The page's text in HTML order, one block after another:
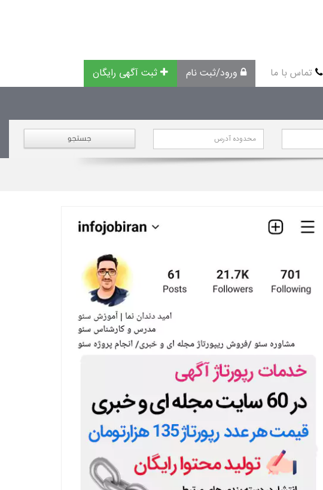
تماس با ما ورود/ثبت نام ثبت آگهی رایگان
جستجو